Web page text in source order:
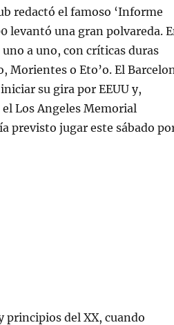
redactó el famoso ‘Informe
levantó una gran polvareda.
a uno, con críticas duras
Morientes o Eto’o. El
su gira por EEUU y,
Los Angeles Memorial
previsto jugar este sábado
principios del XX, cuando